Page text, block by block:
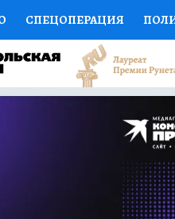
СПЕЦОПЕРАЦИЯ
НАУКА СПОРТ
ДОКТОР
ПРОГНОЗЫ НА СПОРТ